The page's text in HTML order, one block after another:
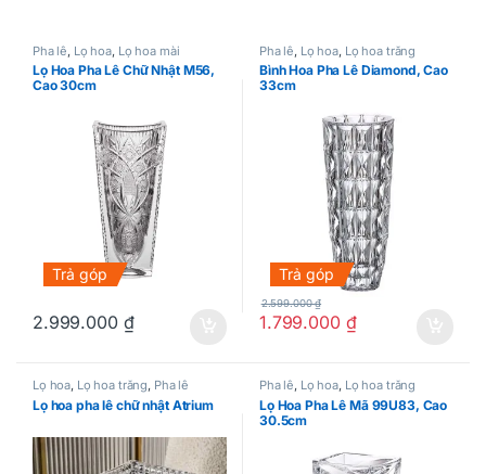
Pha lê, Lọ hoa, Lọ hoa mài
Lọ Hoa Pha Lê Chữ Nhật M56,
Cao 30cm
Trả góp
2.999.000 ₫
Pha lê, Lọ hoa, Lọ hoa trắng
Bình Hoa Pha Lê Diamond, Cao
33cm
Trả góp
1.799.000 ₫
2.599.000₫
Lọ hoa, Lọ hoa trắng, Pha lê
Lọ hoa pha lê chữ nhật Atrium
Pha lê, Lọ hoa, Lọ hoa trắng
Lọ Hoa Pha Lê Mã 99U83, Cao
30.5cm